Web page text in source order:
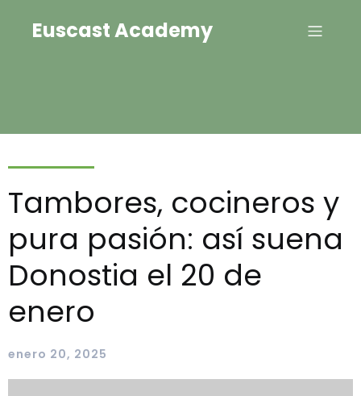
Euscast Academy
Tambores, cocineros y
pura pasión: así suena
Donostia el 20 de
enero
enero 20, 2025